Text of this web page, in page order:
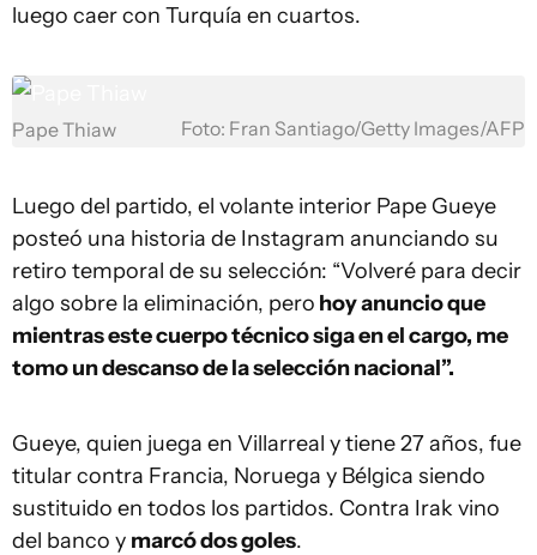
luego caer con Turquía en cuartos.
Pape Thiaw Foto: Fran Santiago/Getty Images/AFP
Luego del partido, el volante interior Pape Gueye
posteó una historia de Instagram anunciando su
retiro temporal de su selección: “Volveré para decir
algo sobre la eliminación, pero hoy anuncio que
mientras este cuerpo técnico siga en el cargo, me
tomo un descanso de la selección nacional”.
Gueye, quien juega en Villarreal y tiene 27 años, fue
titular contra Francia, Noruega y Bélgica siendo
sustituido en todos los partidos. Contra Irak vino
del banco y marcó dos goles.